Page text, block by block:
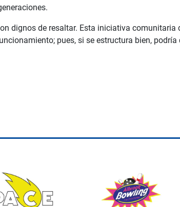
dignos de resaltar. Esta iniciativa comunitaria
pues, si se estructura bien,